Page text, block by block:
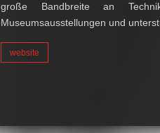
große Bandbreite an
Museumsausstellungen und
website